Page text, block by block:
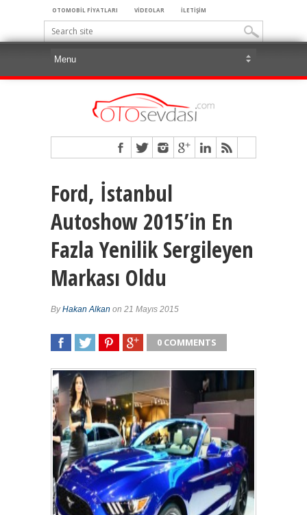
OTOMOBİL FİYATLARI VİDEOLAR İLETİŞİM
Ford, İstanbul
Autoshow 2015’in En
Fazla Yenilik Sergileyen
Markası Oldu
ByHakan Alkan on 21 Mayıs 2015
0 COMMENTS